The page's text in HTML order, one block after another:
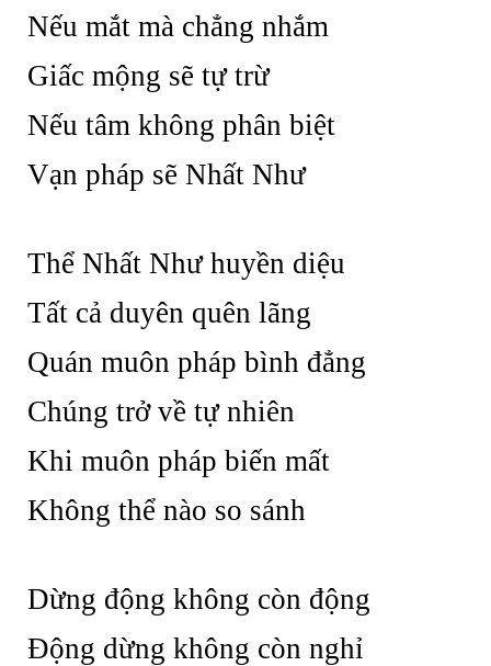
Nếu mắt mà chẳng nhắm
Giấc mộng sẽ tự trừ
Nếu tâm không phân biệt
Vạn pháp sẽ Nhất Như
Thể Nhất Như huyền diệu
Tất cả duyên quên lãng
Quán muôn pháp bình đẳng
Chúng trở về tự nhiên
Khi muôn pháp biến mất
Không thể nào so sánh
Dừng động không còn động
Động dừng không còn nghỉ